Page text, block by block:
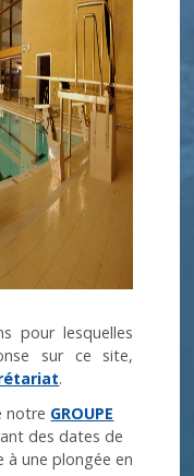
pour lesquelles
sur ce site,
.
notre GROUPE
des dates de
une plongée en